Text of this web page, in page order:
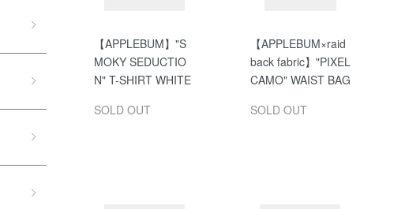
【APPLEBUM】"S
MOKY SEDUCTIO
N" T-SHIRT WHITE
SOLD OUT
【APPLEBUM×raid
back fabric】"PIXEL
CAMO" WAIST BAG
SOLD OUT